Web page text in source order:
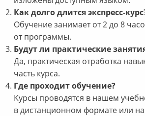
Как долго длится экспресс-
Обучение занимает от 2 до 8
от программы.
Будут ли практические
Да, практическая отработка
часть курса.
Где проходит обучение?
Курсы проводятся в нашем
в дистанционном формате или